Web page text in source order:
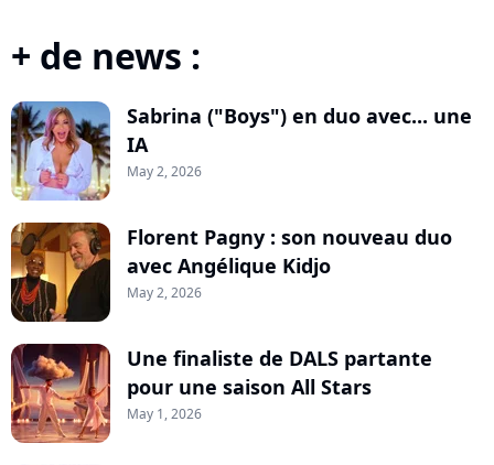
+ de news :
Sabrina ("Boys") en duo avec... une
IA
May 2, 2026
Florent Pagny : son nouveau duo
avec Angélique Kidjo
May 2, 2026
Une finaliste de DALS partante
pour une saison All Stars
May 1, 2026